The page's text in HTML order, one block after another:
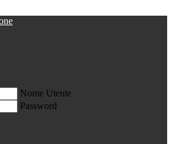
Nome Utente
Password